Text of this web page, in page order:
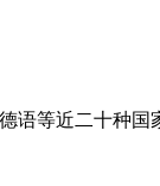
语等近二十种